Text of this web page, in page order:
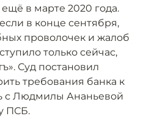
ещё в марте 2020 года.
в конце сентября,
проволочек и жалоб
только сейчас,
Суд постановил
требования банка к
с Людмилы Ананьевой
ПСБ.